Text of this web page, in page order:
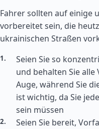
Fahrer sollten auf einige
vorbereitet sein, die
ukrainischen Straßen
Seien Sie so
und behalten Sie
Auge, während Sie
ist wichtig, da Sie
sein müssen
Seien Sie bereit,